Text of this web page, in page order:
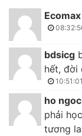
bdsicg
hết, đời
ho
phải
tương